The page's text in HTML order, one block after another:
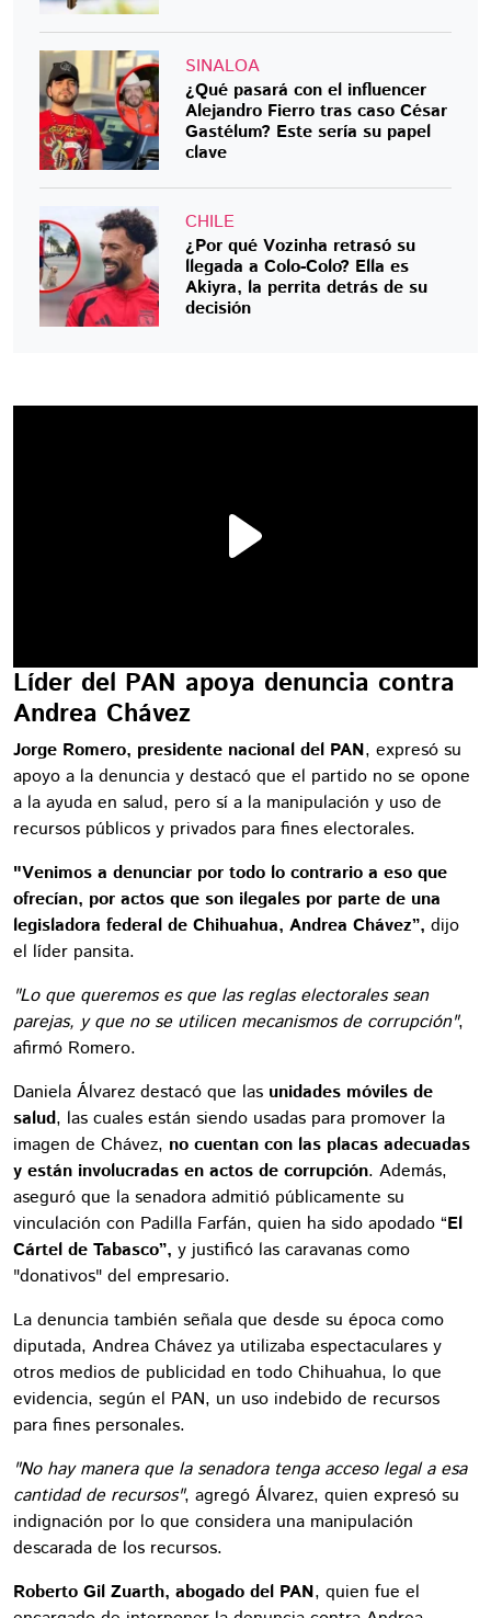
SINALOA
¿Qué pasará con el influencer
Alejandro Fierro tras caso César
Gastélum? Este sería su papel
clave
CHILE
¿Por qué Vozinha retrasó su
llegada a Colo-Colo? Ella es
Akiyra, la perrita detrás de su
decisión
Líder del PAN apoya denuncia contra
Andrea Chávez
Jorge Romero, presidente nacional del PAN, expresó su
apoyo a la denuncia y destacó que el partido no se opone
a la ayuda en salud, pero sí a la manipulación y uso de
recursos públicos y privados para fines electorales.
"Venimos a denunciar por todo lo contrario a eso que
ofrecían, por actos que son ilegales por parte de una
legisladora federal de Chihuahua, Andrea Chávez”, dijo
el líder pansita.
"Lo que queremos es que las reglas electorales sean
parejas, y que no se utilicen mecanismos de corrupción",
afirmó Romero.
Daniela Álvarez destacó que las unidades móviles de
salud, las cuales están siendo usadas para promover la
imagen de Chávez, no cuentan con las placas adecuadas
y están involucradas en actos de corrupción. Además,
aseguró que la senadora admitió públicamente su
vinculación con Padilla Farfán, quien ha sido apodado “El
Cártel de Tabasco”, y justificó las caravanas como
"donativos" del empresario.
La denuncia también señala que desde su época como
diputada, Andrea Chávez ya utilizaba espectaculares y
otros medios de publicidad en todo Chihuahua, lo que
evidencia, según el PAN, un uso indebido de recursos
para fines personales.
"No hay manera que la senadora tenga acceso legal a esa
cantidad de recursos", agregó Álvarez, quien expresó su
indignación por lo que considera una manipulación
descarada de los recursos.
Roberto Gil Zuarth, abogado del PAN, quien fue el